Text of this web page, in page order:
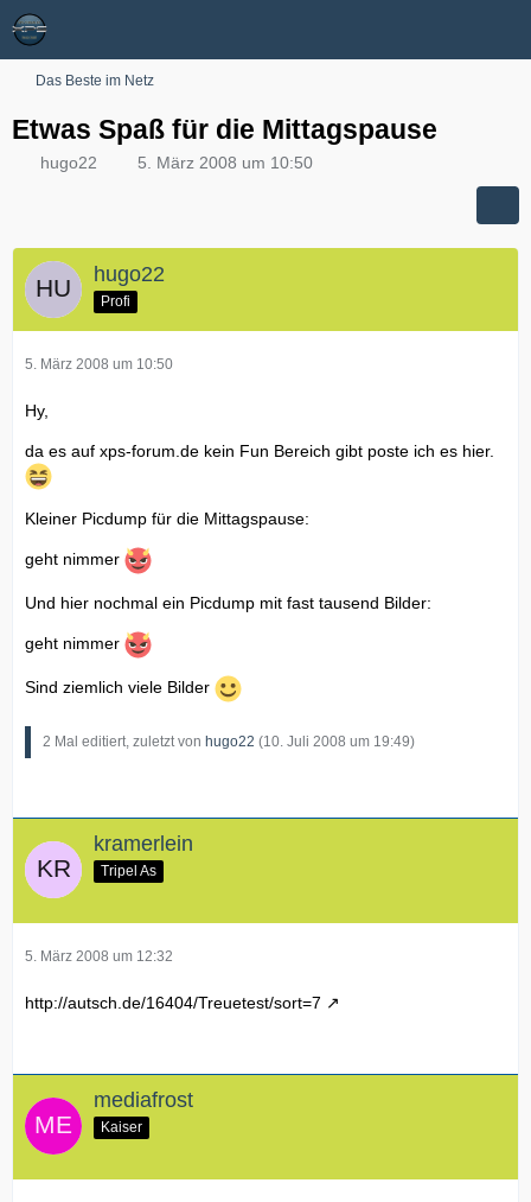
Das Beste im Netz
Etwas Spaß für die Mittagspause
hugo22 5. März 2008 um 10:50
hugo22
Profi
5. März 2008 um 10:50
Hy,
da es auf xps-forum.de kein Fun Bereich gibt poste ich es hier.
Kleiner Picdump für die Mittagspause:
geht nimmer
Und hier nochmal ein Picdump mit fast tausend Bilder:
geht nimmer
Sind ziemlich viele Bilder
2 Mal editiert, zuletzt von hugo22 (10. Juli 2008 um 19:49)
kramerlein
Tripel As
5. März 2008 um 12:32
http://autsch.de/16404/Treuetest/sort=7
mediafrost
Kaiser